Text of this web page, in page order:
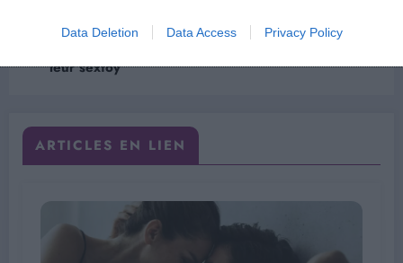
Data Deletion Data Access Privacy Policy
leur sextoy
ARTICLES EN LIEN